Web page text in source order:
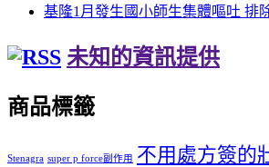
基隆1月發生國小師生集體嘔吐 排
未知的資訊提供
商品標籤
Stenagra super p force副作用 不用處方簽的